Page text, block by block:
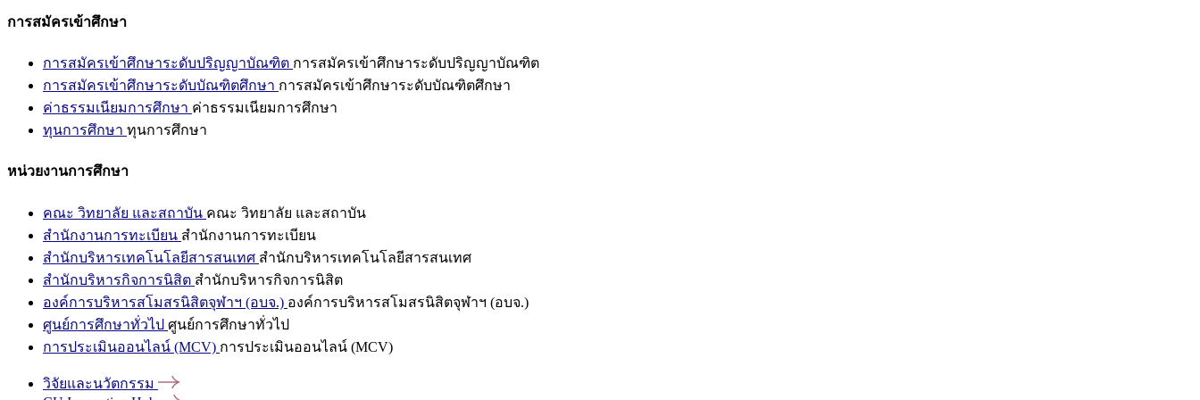
การสมัครเข้าศึกษา
การสมัครเข้าศึกษาระดับปริญญาบัณฑิต การสมัครเข้าศึกษาระดับปริญญาบัณฑิต
การสมัครเข้าศึกษาระดับบัณฑิตศึกษา การสมัครเข้าศึกษาระดับบัณฑิตศึกษา
ค่าธรรมเนียมการศึกษา ค่าธรรมเนียมการศึกษา
ทุนการศึกษา ทุนการศึกษา
หน่วยงานการศึกษา
คณะ วิทยาลัย และสถาบัน คณะ วิทยาลัย และสถาบัน
สำนักงานการทะเบียน สำนักงานการทะเบียน
สำนักบริหารเทคโนโลยีสารสนเทศ สำนักบริหารเทคโนโลยีสารสนเทศ
สำนักบริหารกิจการนิสิต สำนักบริหารกิจการนิสิต
องค์การบริหารสโมสรนิสิตจุฬาฯ (อบจ.) องค์การบริหารสโมสรนิสิตจุฬาฯ (อบจ.)
ศูนย์การศึกษาทั่วไป ศูนย์การศึกษาทั่วไป
การประเมินออนไลน์ (MCV) การประเมินออนไลน์ (MCV)
วิจัยและนวัตกรรม